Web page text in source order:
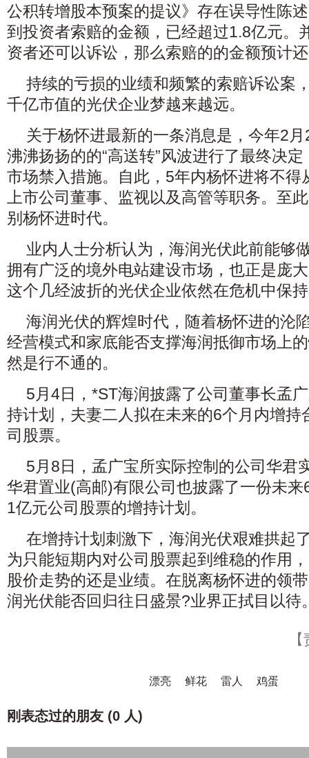
公积转增股本预案的提议》存在误导性陈
到投资者索赔的金额，已经超过1.8亿元。
资者还可以诉讼，那么索赔的的金额预计
持续的亏损的业绩和频繁的索赔诉讼案
千亿市值的光伏企业梦越来越远。
关于杨怀进最新的一条消息是，今年2
沸沸扬扬的的“高送转”风波进行了最终决
市场禁入措施。自此，5年内杨怀进将不得
上市公司董事、监视以及高管等职务。至
别杨怀进时代。
业内人士分析认为，海润光伏此前能够
拥有广泛的境外电站建设市场，也正是庞
这个几经波折的光伏企业依然在危机中保
海润光伏的辉煌时代，随着杨怀进的沦
经营模式和家底能否支撑海润抵御市场上
然是行不通的。
5月4日，*ST海润披露了公司董事长孟
持计划，夫妻二人拟在未来的6个月内增持
司股票。
5月8日，孟广宝所实际控制的公司华君
华君置业(高邮)有限公司也披露了一份未
1亿元公司股票的增持计划。
在增持计划刺激下，海润光伏艰难拱起
为只能短期内对公司股票起到维稳的作用
股价走势的还是业绩。在脱离杨怀进的领
润光伏能否回归往日盛景?业界正拭目以待
漂亮 鲜花 雷人 鸡蛋
刚表态过的朋友 (0 人)